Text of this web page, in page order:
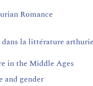
Romance
la littérature
in the Middle Ages
and gender